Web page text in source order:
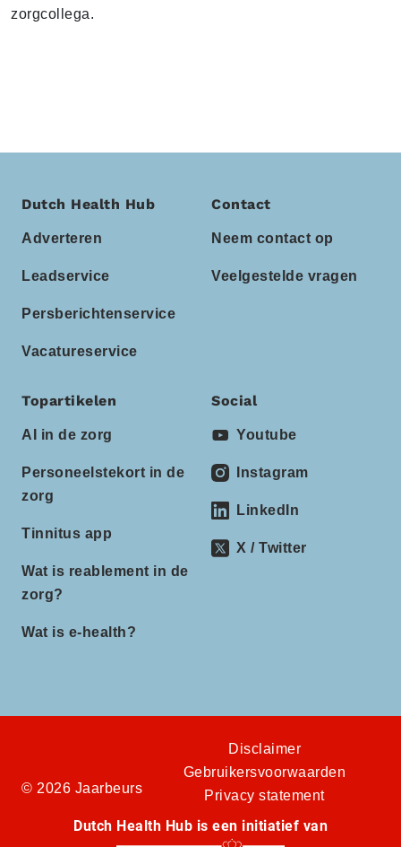
zorgcollega.
Dutch Health Hub
Adverteren
Leadservice
Persberichtenservice
Vacatureservice
Contact
Neem contact op
Veelgestelde vragen
Topartikelen
AI in de zorg
Personeelstekort in de
zorg
Tinnitus app
Wat is reablement in de
zorg?
Wat is e-health?
Social
Youtube
Instagram
LinkedIn
X / Twitter
© 2026 Jaarbeurs
Disclaimer
Gebruikersvoorwaarden
Privacy statement
Dutch Health Hub is een initiatief van